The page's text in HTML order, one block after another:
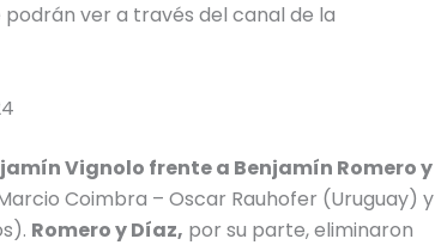
podrán ver a través del canal de la
Vignolo frente a Benjamín Romero y
Coimbra – Oscar Rauhofer (Uruguay) y
Romero y Díaz, por su parte, eliminaron